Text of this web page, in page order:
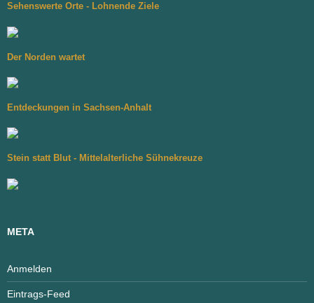
Sehenswerte Orte - Lohnende Ziele
Der Norden wartet
Entdeckungen in Sachsen-Anhalt
Stein statt Blut - Mittelalterliche Sühnekreuze
META
Anmelden
Eintrags-Feed